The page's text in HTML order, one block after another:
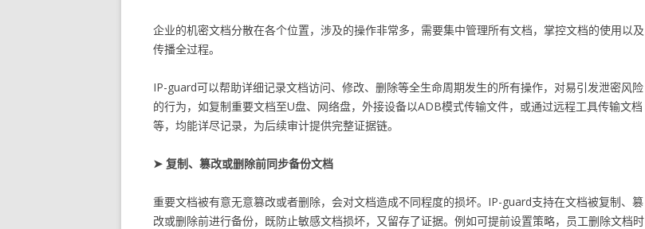
企业的机密文档分散在各个位置，涉及的操作非常多，需要集中管理所有文档，掌控文档的使用以及
传播全过程。
IP-guard可以帮助详细记录文档访问、修改、删除等全生命周期发生的所有操作，对易引发泄密风险
的行为，如复制重要文档至U盘、网络盘，外接设备以ADB模式传输文件，或通过远程工具传输文档
等，均能详尽记录，为后续审计提供完整证据链。
➤ 复制、篡改或删除前同步备份文档
重要文档被有意无意篡改或者删除，会对文档造成不同程度的损坏。IP-guard支持在文档被复制、篡
改或删除前进行备份，既防止敏感文档损坏，又留存了证据。例如可提前设置策略，员工删除文档时